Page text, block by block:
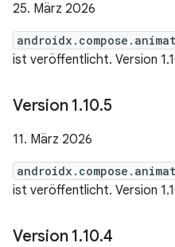
25. März 2026
ist veröffentlicht. Version
Version 1.10.5
11. März 2026
ist veröffentlicht. Version
Version 1.10.4